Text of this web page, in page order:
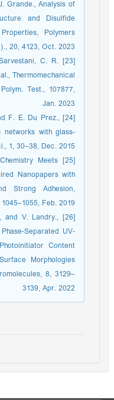
Grande., Analysis of
and Disulfide
Polymers
20, 4123, Oct. 2023
Sarvestani, C. R.
Thermomechanical
Test., 107877,
Jan. 2023
F. E. Du Prez.,
networks with glass-
1, 30–38, Dec. 2015
Meets
Nanopapers with
Strong Adhesion,
Feb. 2019
and V. Landry.,
Separated UV-
Content
Morphologies
8, 3129–
3139, Apr. 2022